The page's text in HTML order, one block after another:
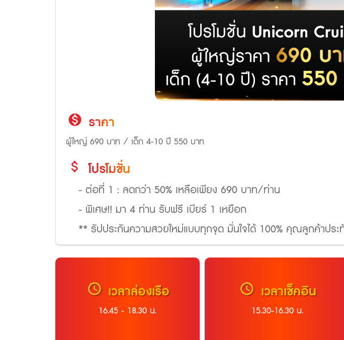
monetization_on ราคา
ผู้ใหญ่ 690 บาท / เด็ก 4-10 ปี 550 บาท
attach_money โปรโมชั่น
- ต่อที่ 1 : ลดกว่า 50% เหลือเพียง 690 บาท/ท่าน
- พิเศษ!! มา 4 ท่าน รับฟรี เบียร์ 1 เหยือก
** รัปประกันความสวยใหม่แบบทุกจุด มั่นใจได้ 100% คุณลูกค้าประ
schedule เวลาล่องเรือ
16.45 - 18.30 น.
schedule เวลาเช็คอิน
15.30-16.30 น.